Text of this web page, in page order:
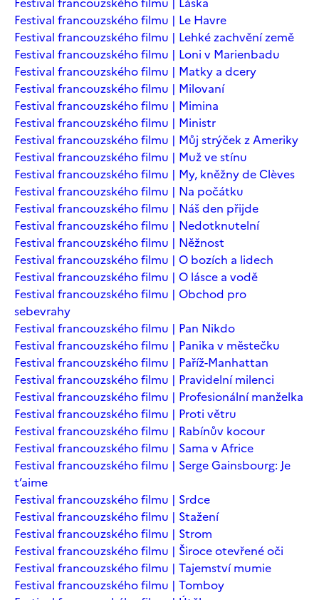
Festival francouzského filmu | Le Havre
Festival francouzského filmu | Lehké zachvění země
Festival francouzského filmu | Loni v Marienbadu
Festival francouzského filmu | Matky a dcery
Festival francouzského filmu | Milovaní
Festival francouzského filmu | Mimina
Festival francouzského filmu | Ministr
Festival francouzského filmu | Můj strýček z Ameriky
Festival francouzského filmu | Muž ve stínu
Festival francouzského filmu | My, kněžny de Clèves
Festival francouzského filmu | Na počátku
Festival francouzského filmu | Náš den přijde
Festival francouzského filmu | Nedotknutelní
Festival francouzského filmu | Něžnost
Festival francouzského filmu | O bozích a lidech
Festival francouzského filmu | O lásce a vodě
Festival francouzského filmu | Obchod pro
sebevrahy
Festival francouzského filmu | Pan Nikdo
Festival francouzského filmu | Panika v městečku
Festival francouzského filmu | Paříž-Manhattan
Festival francouzského filmu | Pravidelní milenci
Festival francouzského filmu | Profesionální manželka
Festival francouzského filmu | Proti větru
Festival francouzského filmu | Rabínův kocour
Festival francouzského filmu | Sama v Africe
Festival francouzského filmu | Serge Gainsbourg: Je
t’aime
Festival francouzského filmu | Srdce
Festival francouzského filmu | Stažení
Festival francouzského filmu | Strom
Festival francouzského filmu | Široce otevřené oči
Festival francouzského filmu | Tajemství mumie
Festival francouzského filmu | Tomboy